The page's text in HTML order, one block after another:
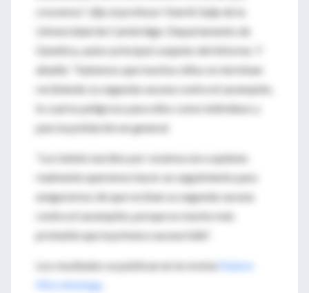
crecemos", dijo el profesor Henrik Salje de la
Universidad de Cambridge. Departamento de
Genética, autor principal conjunto del informe. Y
añadió: “Sabemos que muchos niños no terminan
recibiendo su segunda vacuna contra el sarampión,
lo cual es peligroso para ellos como individuos y
para la población en general.
“Los bebés nacidos por cesárea son a quienes
realmente queremos hacer un seguimiento para
asegurarnos de que reciban su segunda vacuna
contra el sarampión, porque es mucho más
probable que la primera vacuna falle”.
Los resultados se publican en la revista Nature
Microbiology